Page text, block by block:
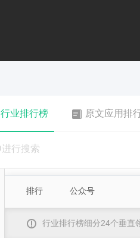
行业排行榜 原文应用排
排行 公众号
行业排行榜细分24个垂直